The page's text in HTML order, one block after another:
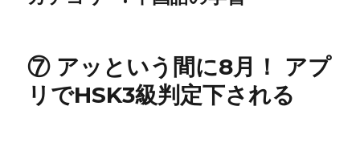
⑦ アッという間に8月！ アプ
リでHSK3級判定下される